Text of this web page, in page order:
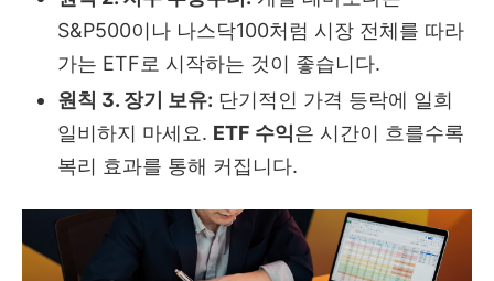
S&P500이나 나스닥100처럼 시장 전체를 따라
가는 ETF로 시작하는 것이 좋습니다.
원칙 3. 장기 보유: 단기적인 가격 등락에 일희
일비하지 마세요. ETF 수익은 시간이 흐를수록
복리 효과를 통해 커집니다.